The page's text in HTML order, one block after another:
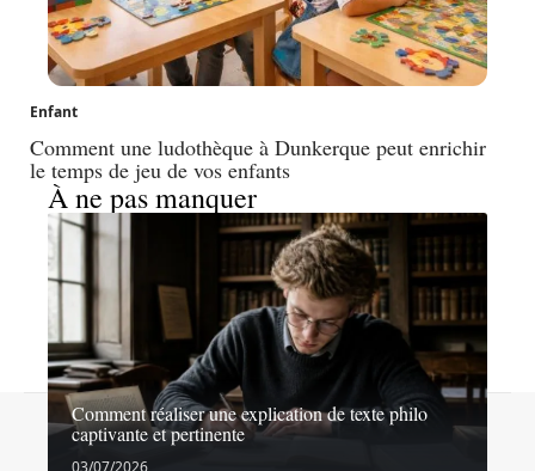
Enfant
Comment une ludothèque à Dunkerque peut enrichir
le temps de jeu de vos enfants
À ne pas manquer
Comment réaliser une explication de texte philo
captivante et pertinente
Contact Mentions légales Sitemap